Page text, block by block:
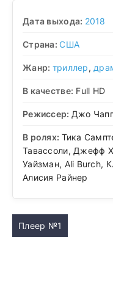
Дата выхода: 2018
Страна:США
Жанр: триллер,
В качестве: Full HD
Режиссер: Джо
В ролях: Тика
Тавассоли, Джефф
Уайзман, Ali Burch,
Алисия Райнер
Плеер №1